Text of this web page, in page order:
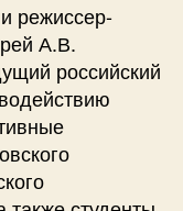
режиссер-
А.В.
российский